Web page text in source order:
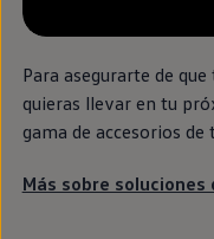
Para asegurarte de
quieras llevar en tu
gama de accesorios
Más sobre